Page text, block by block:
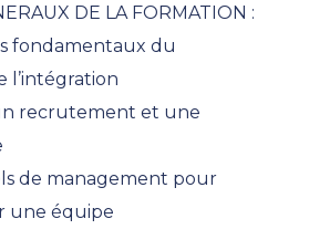
DE LA FORMATION :
fondamentaux du
l’intégration
recrutement et une
de management pour
une équipe